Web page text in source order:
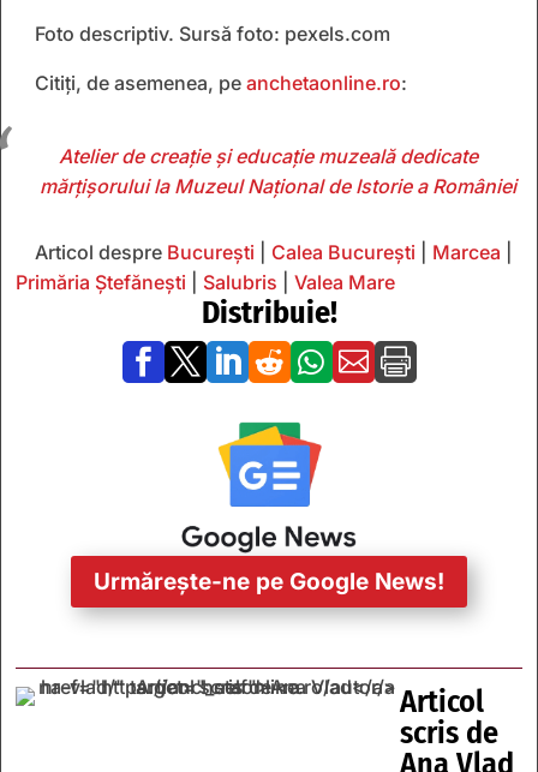
Foto descriptiv. Sursă foto: pexels.com
Citiți, de asemenea, pe anchetaonline.ro:
Atelier de creație și educație muzeală dedicate
mărțișorului la Muzeul Național de Istorie a României
Articol despre București Calea București Marcea
Primăria Ștefănești
Salubris Valea Mare
Distribuie!
      
Urmărește-ne pe Google News!
Articol
scris de